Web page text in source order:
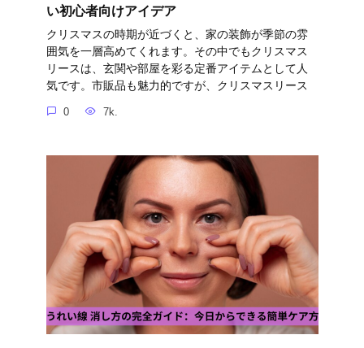
い初心者向けアイデア
クリスマスの時期が近づくと、家の装飾が季節の雰
囲気を一層高めてくれます。その中でもクリスマス
リースは、玄関や部屋を彩る定番アイテムとして人
気です。市販品も魅力的ですが、クリスマスリース
0 7k.